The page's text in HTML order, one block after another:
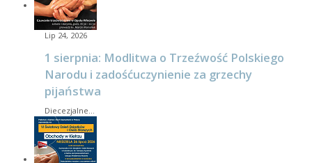
Lip 24, 2026
1 sierpnia: Modlitwa o Trzeźwość Polskiego
Narodu i zadośćuczynienie za grzechy
pijaństwa
Diecezjalne…